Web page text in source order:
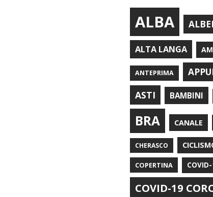
ALBA
ALTA LANGA
ANTEPRIMA
ASTI
BAMBINI
BRA CANALE
CHERASCO
COPERTINA
COVID-19